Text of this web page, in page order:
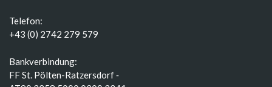
Telefon:
+43 (0) 2742 279 579
Bankverbindung:
FF St. Pölten-Ratzersdorf ‑